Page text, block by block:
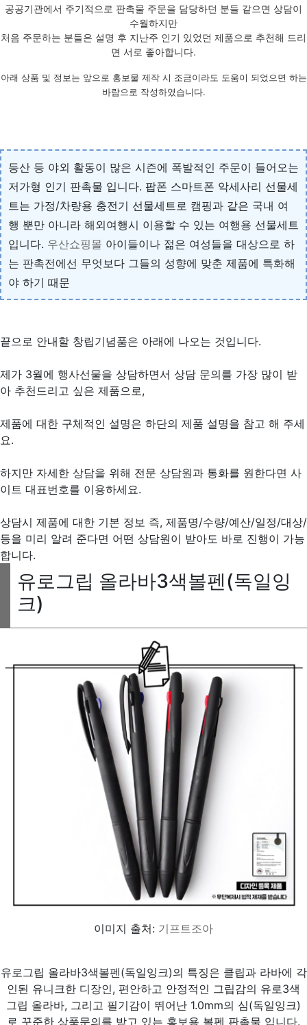
공공기관에서 주기적으로 판촉물 주문을 담당하던 분들 같으면 상담이
수월하지만
처음 주문하는 분들은 설명 후 지난주 인기 있었던 제품으로 추천해 드리
면 서로 좋아합니다.
아래 상품 및 정보는 앞으로 홍보물 제작 시 조금이라도 도움이 되었으면 하는
바람으로 작성하였습니다.
등산 등 야외 활동이 많은 시즌에 폭발적인 주문이 들어오는
저가형 인기 판촉물 입니다. 팝폰 스마트폰 악세사리 선물세
트는 가정/차량용 충전기 선물세트로 캠핑과 같은 국내 여
행 뿐만 아니라 해외여행시 이용할 수 있는 여행용 선물세트
입니다. 우산쇼핑몰 아이들이나 젊은 여성들을 대상으로 하
는 판촉전에선 무엇보다 그들의 성향에 맞춘 제품에 특화해
야 하기 때문
끝으로 안내할 창립기념품은 아래에 나오는 것입니다.
제가 3월에 행사선물을 상담하면서 상담 문의를 가장 많이 받
아 추천드리고 싶은 제품으로,
제품에 대한 구체적인 설명은 하단의 제품 설명을 참고 해 주세
요.
하지만 자세한 상담을 위해 전문 상담원과 통화를 원한다면 사
이트 대표번호를 이용하세요.
상담시 제품에 대한 기본 정보 즉, 제품명/수량/예산/일정/대상/
등을 미리 알려 준다면 어떤 상담원이 받아도 바로 진행이 가능
합니다.
유로그립 올라바3색볼펜(독일잉
크)
이미지 출처: 기프트조아
유로그립 올라바3색볼펜(독일잉크)의 특징은 클립과 라바에 각
인된 유니크한 디장인, 편안하고 안정적인 그립감의 유로3색
그립 올라바, 그리고 필기감이 뛰어난 1.0mm의 심(독일잉크)
로 꾸준한 상품문의를 받고 있는 홍보용 볼펜 판촉물 입니다.